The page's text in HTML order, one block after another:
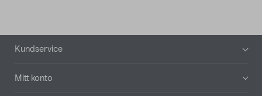
Sidfot
Kundservice
Mitt konto